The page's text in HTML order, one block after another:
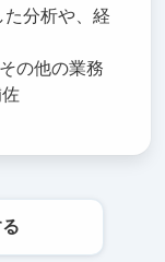
分析や、経
の他の業務